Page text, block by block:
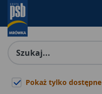
Pokaż tylko dostępne